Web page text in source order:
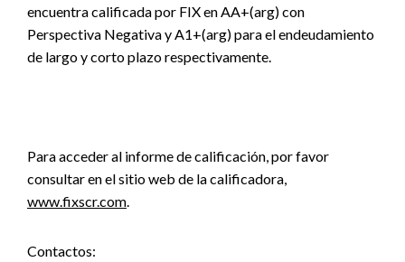
encuentra calificada por FIX en AA+(arg) con
Perspectiva Negativa y A1+(arg) para el endeudamiento
de largo y corto plazo respectivamente.
Para acceder al informe de calificación, por favor
consultar en el sitio web de la calificadora,
www.fixscr.com.
Contactos: